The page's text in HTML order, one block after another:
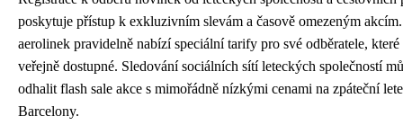
poskytuje přístup k exkluzivním slevám a časově omezeným
aerolinek pravidelně nabízí speciální tarify pro své odběratele, které
veřejně dostupné. Sledování sociálních sítí leteckých společností
odhalit flash sale akce s mimořádně nízkými cenami na zpáteční
Barcelony.